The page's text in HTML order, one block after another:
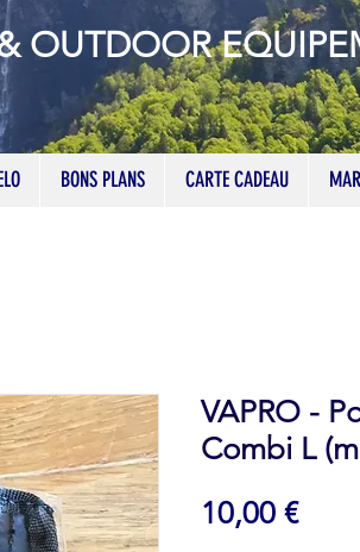
OUTDOOR
BONS PLANS CARTE CADEAU
VAPRO -
Combi L
10,00 €Prix